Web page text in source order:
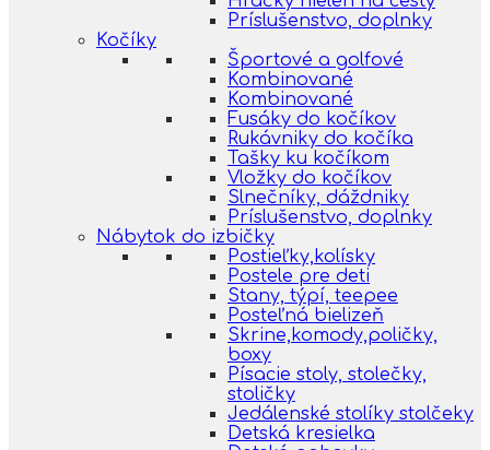
Príslušenstvo, doplnky
Kočíky
Športové a golfové
Kombinované
Kombinované
Fusáky do kočíkov
Rukávniky do kočíka
Tašky ku kočíkom
Vložky do kočíkov
Slnečníky, dáždniky
Príslušenstvo, doplnky
Nábytok do izbičky
Postieľky,kolísky
Postele pre deti
Stany, týpí, teepee
Posteľná bielizeň
Skrine,komody,poličky,
boxy
Písacie stoly, stolečky,
stoličky
Jedálenské stolíky stolčeky
Detská kresielka